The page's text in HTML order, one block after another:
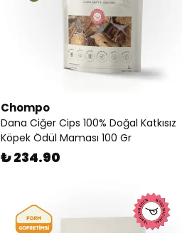
Chompo
Dana Ciğer Cips 100% Doğal Katkısız
Köpek Ödül Maması 100 Gr
₺ 234.90